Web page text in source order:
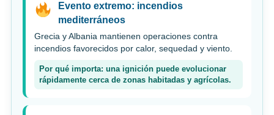
Evento extremo: incendios
mediterráneos
Grecia y Albania mantienen operaciones contra
incendios favorecidos por calor, sequedad y viento.
Por qué importa: una ignición puede evolucionar
rápidamente cerca de zonas habitadas y agrícolas.